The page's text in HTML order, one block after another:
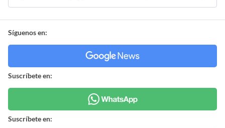
Síguenos en:
Suscríbete en:
Suscríbete en: